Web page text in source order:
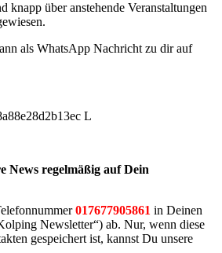
knapp über anstehende Veranstaltungen
als WhatsApp Nachricht zu dir auf
News regelmäßig auf Dein
017677905861 in Deinen
Newsletter“) ab. Nur, wenn diese
gespeichert ist, kannst Du unsere